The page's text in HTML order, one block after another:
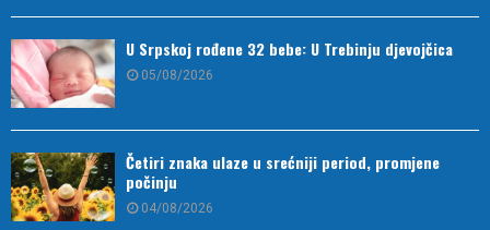
U Srpskoj rođene 32 bebe: U Trebinju djevojčica
05/08/2026
Četiri znaka ulaze u srećniji period, promjene
počinju
04/08/2026